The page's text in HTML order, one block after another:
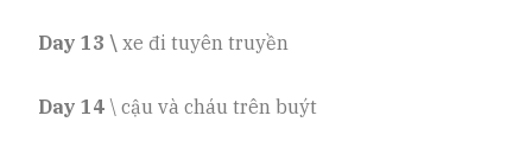
Day 13 \ xe đi tuyên truyền
Day 14 \ cậu và cháu trên buýt